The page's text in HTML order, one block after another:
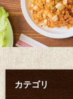
カテゴリ